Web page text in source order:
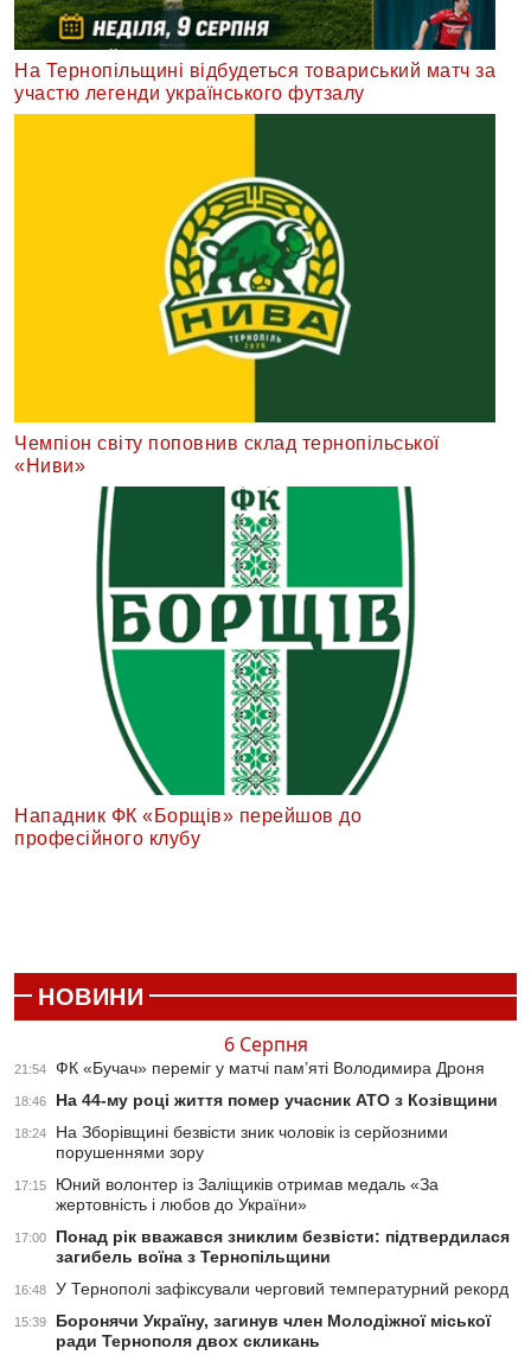
На Тернопільщині відбудеться товариський матч за
участю легенди українського футзалу
Чемпіон світу поповнив склад тернопільської
«Ниви»
Нападник ФК «Борщів» перейшов до
професійного клубу
НОВИНИ
6 Серпня
21:54 ФК «Бучач» переміг у матчі пам’яті Володимира Дроня
18:46 На 44-му році життя помер учасник АТО з Козівщини
18:24
На Зборівщині безвісти зник чоловік із серйозними
порушеннями зору
17:15
Юний волонтер із Заліщиків отримав медаль «За
жертовність і любов до України»
17:00
Понад рік вважався зниклим безвісти: підтвердилася
загибель воїна з Тернопільщини
16:48 У Тернополі зафіксували черговий температурний рекорд
15:39
Боронячи Україну, загинув член Молодіжної міської
ради Тернополя двох скликань